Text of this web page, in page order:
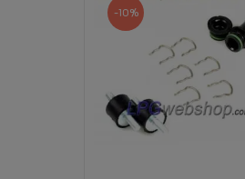
Dazugehörige
Portokosten:
Anwendung:
-10%